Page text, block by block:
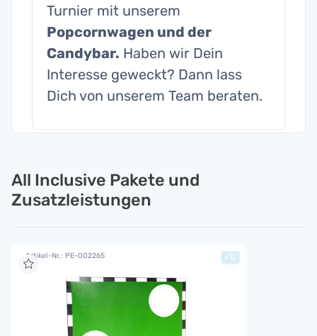
Turnier mit unserem
Popcornwagen und der
Candybar. Haben wir Dein
Interesse geweckt? Dann lass
Dich von unserem Team beraten.
All Inclusive Pakete und
Zusatzleistungen
Artikel-Nr.: PE-002265 +